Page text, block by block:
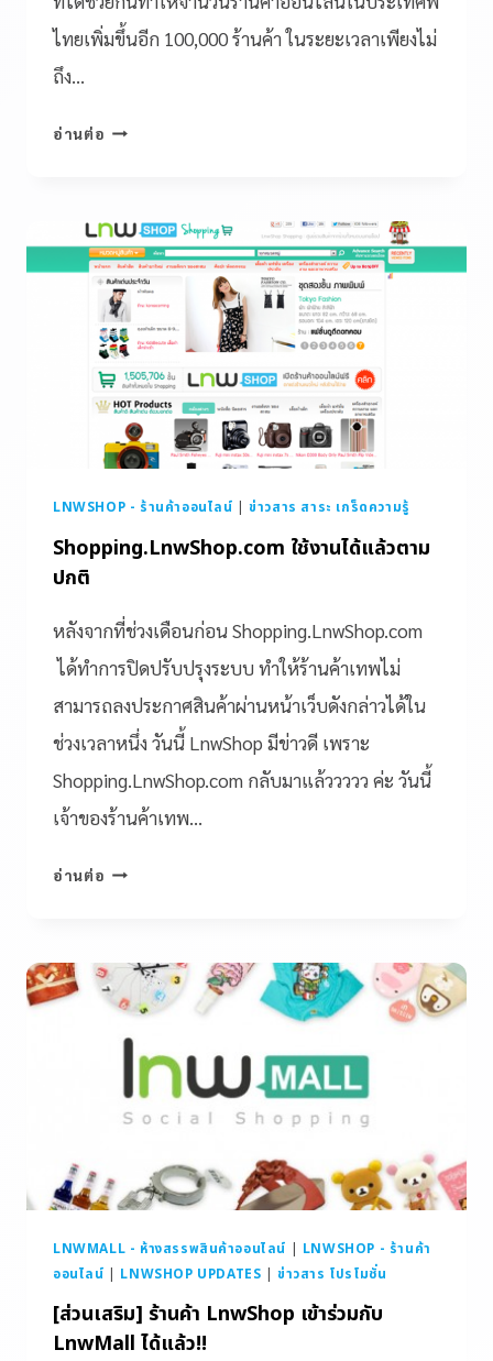
ไทยเพิ่มขึ้นอีก 100,000 ร้านค้า ในระยะเวลาเพียงไม่
ถึง…
อ่านต่อ
LNWSHOP - ร้านค้าออนไลน์ |ข่าวสาร สาระ เกร็ดความรู้
Shopping.LnwShop.com ใช้งานได้แล้วตาม
ปกติ
หลังจากที่ช่วงเดือนก่อน Shopping.LnwShop.com
ได้ทำการปิดปรับปรุงระบบ ทำให้ร้านค้าเทพไม่
สามารถลงประกาศสินค้าผ่านหน้าเว็บดังกล่าวได้ใน
ช่วงเวลาหนึ่ง วันนี้ LnwShop มีข่าวดี เพราะ
Shopping.LnwShop.com กลับมาแล้ววววว ค่ะ วันนี้
เจ้าของร้านค้าเทพ…
อ่านต่อ
LNWMALL - ห้างสรรพสินค้าออนไลน์ | LNWSHOP - ร้านค้า
ออนไลน์ | LNWSHOP UPDATES |ข่าวสาร โปรโมชั่น
[ส่วนเสริม] ร้านค้า LnwShop เข้าร่วมกับ
LnwMall ได้แล้ว!!